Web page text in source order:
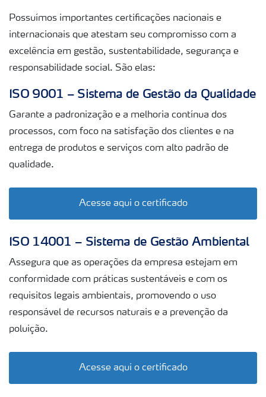
Sobre a Yara Brasil
Onde nós operamos
Política HESQ
Conheça nosso YBBS
Concurso NossoCafé
Certificações
Fator Y
Possuímos importantes certificações nacionais e
internacionais que atestam seu compromisso com a
excelência em gestão, sustentabilidade, segurança e
responsabilidade social. São elas:
ISO 9001 – Sistema de Gestão da Qualidade
Garante a padronização e a melhoria contínua dos
processos, com foco na satisfação dos clientes e na
entrega de produtos e serviços com alto padrão de
qualidade.
Acesse aqui o certificado
ISO 14001 – Sistema de Gestão Ambiental
Assegura que as operações da empresa estejam em
conformidade com práticas sustentáveis e com os
requisitos legais ambientais, promovendo o uso
responsável de recursos naturais e a prevenção da
poluição.
Acesse aqui o certificado